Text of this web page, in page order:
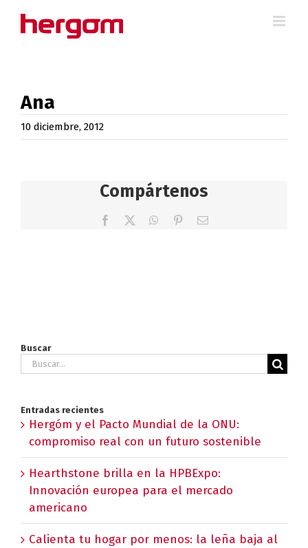
Ana
10 diciembre, 2012
Compártenos
Facebook WhatsApp
PinterestCorreo
Buscar
Buscar:
Entradas recientes
Hergóm y el Pacto Mundial de la ONU:
compromiso real con un futuro sostenible
Hearthstone brilla en la HPBExpo:
Innovación europea para el mercado
americano
Calienta tu hogar por menos: la leña baja al